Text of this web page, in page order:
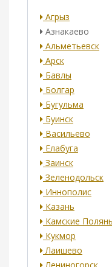
Агрыз
Азнакаево
Альметьевск
Арск
Бавлы
Болгар
Бугульма
Буинск
Васильево
Елабуга
Заинск
Зеленодольск
Иннополис
Казань
Камские
Кукмор
Лаишево